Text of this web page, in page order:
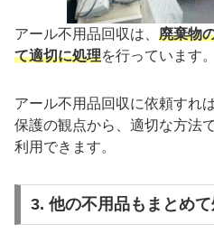
アール不用品回収は、 廃棄物
て適切に処理を行っています。
アール不用品回収に依頼すれ
保護の観点から、適切な方法
利用できます。
3. 他の不用品もまとめ